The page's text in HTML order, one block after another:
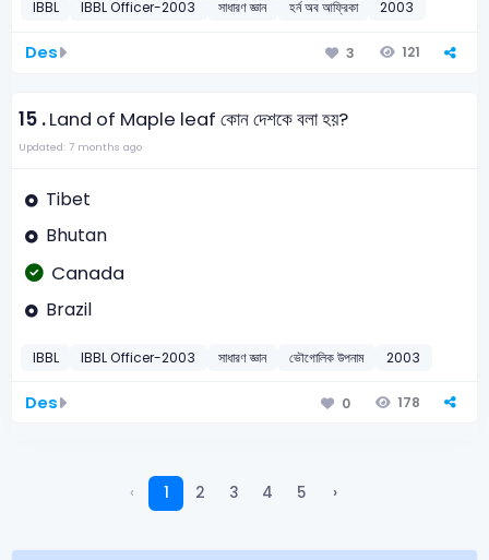
IBBL IBBL Officer-2003 সাধারণ জ্ঞান হর্ন অব আফ্রিকা 2003
Des 3 121
15 .Land of Maple leaf কোন দেশকে বলা হয়?
Updated: 7 months ago
Tibet
Bhutan
Canada
Brazil
IBBL IBBL Officer-2003 সাধারণ জ্ঞান ভৌগোলিক উপনাম 2003
Des 0 178
‹ 1 2 3 4 5 ›